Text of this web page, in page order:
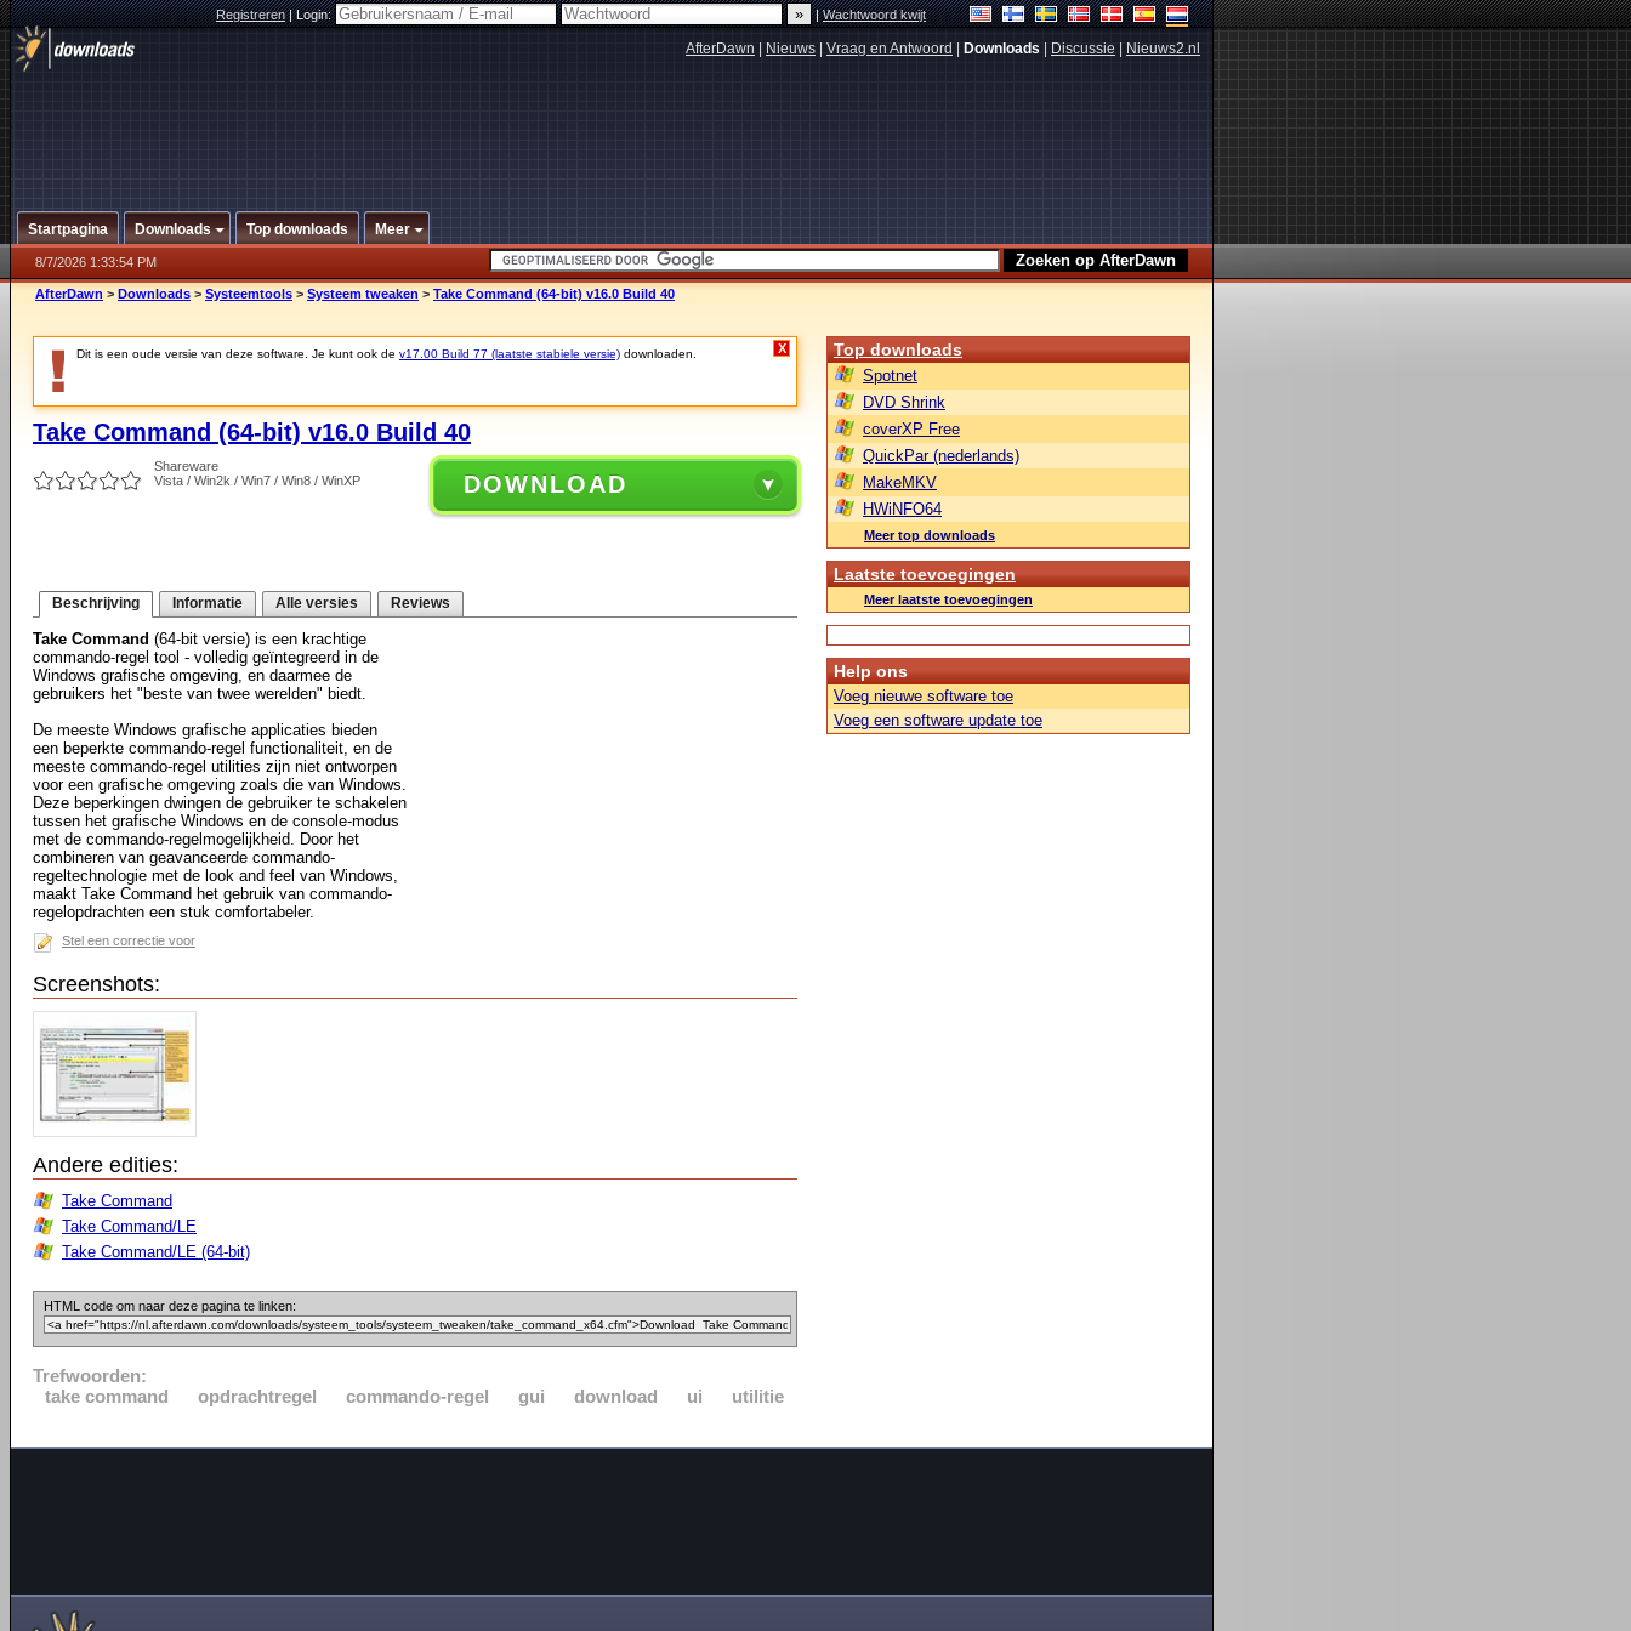
Registreren|Login: |Wachtwoord kwijt
AfterDawn Nieuws Vraag en Antwoord Downloads Discussie Nieuws2.nl
Startpagina Downloads Top downloads Meer
8/7/2026 1:33:54 PM
AfterDawn > Downloads > Systeemtools > Systeem tweaken > Take Command (64-bit) v16.0 Build 40
Dit is een oude versie van deze software. Je kunt ook de v17.00 Build 77 (laatste stabiele versie) downloaden. X
Take Command (64-bit) v16.0 Build 40
Shareware
Vista / Win2k / Win7 / Win8 / WinXP
DOWNLOAD
Beschrijving Informatie Alle versies Reviews
Take Command (64-bit versie) is een krachtige
commando-regel tool - volledig geïntegreerd in de
Windows grafische omgeving, en daarmee de
gebruikers het "beste van twee werelden" biedt.
De meeste Windows grafische applicaties bieden
een beperkte commando-regel functionaliteit, en de
meeste commando-regel utilities zijn niet ontworpen
voor een grafische omgeving zoals die van Windows.
Deze beperkingen dwingen de gebruiker te schakelen
tussen het grafische Windows en de console-modus
met de commando-regelmogelijkheid. Door het
combineren van geavanceerde commando-
regeltechnologie met de look and feel van Windows,
maakt Take Command het gebruik van commando-
regelopdrachten een stuk comfortabeler.
Stel een correctie voor
Screenshots:
Andere edities:
Take Command
Take Command/LE
Take Command/LE (64-bit)
HTML code om naar deze pagina te linken:
Trefwoorden:
take command
opdrachtregel commando-regel gui download ui utilitie
Top downloads
Spotnet
DVD Shrink
coverXP Free
QuickPar (nederlands)
MakeMKV
HWiNFO64
Meer top downloads
Laatste toevoegingen
Meer laatste toevoegingen
Help ons
Voeg nieuwe software toe
Voeg een software update toe